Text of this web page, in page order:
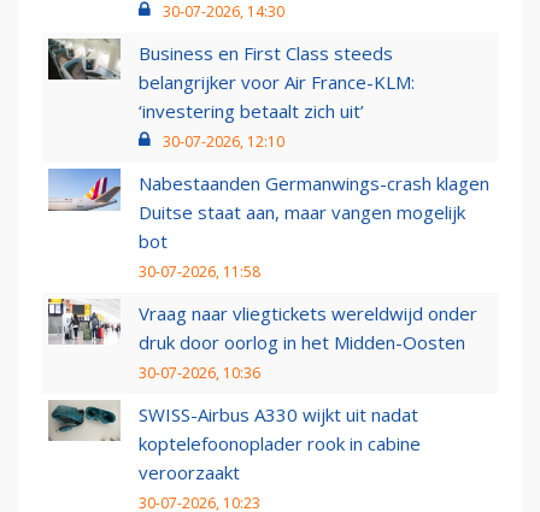
30-07-2026, 14:30
Business en First Class steeds
belangrijker voor Air France-KLM:
‘investering betaalt zich uit’
30-07-2026, 12:10
Nabestaanden Germanwings-crash klagen
Duitse staat aan, maar vangen mogelijk
bot
30-07-2026, 11:58
Vraag naar vliegtickets wereldwijd onder
druk door oorlog in het Midden-Oosten
30-07-2026, 10:36
SWISS-Airbus A330 wijkt uit nadat
koptelefoonoplader rook in cabine
veroorzaakt
30-07-2026, 10:23